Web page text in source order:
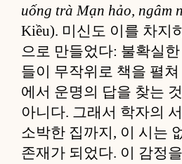
uống trà Mạn hảo, ngâm
Kiều). 미신도 이를 차지
으로 만들었다: 불확실
들이 무작위로 책을 펼
에서 운명의 답을 찾는
아니다. 그래서 학자의
소박한 집까지, 이 시는
존재가 되었다. 이 감정